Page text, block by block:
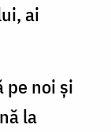
ai
pe noi și
la